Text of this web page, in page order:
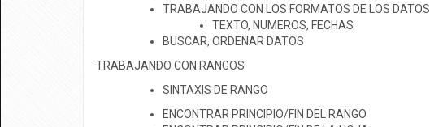
TRABAJANDO CON LOS FORMATOS DE LOS DATOS
TEXTO, NUMEROS, FECHAS
BUSCAR, ORDENAR DATOS
TRABAJANDO CON RANGOS
SINTAXIS DE RANGO
ENCONTRAR PRINCIPIO/FIN DEL RANGO